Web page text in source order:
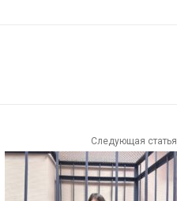
Следующая статья